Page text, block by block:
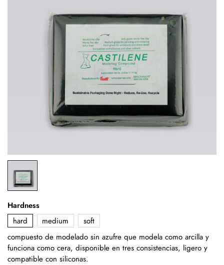
Hardness
hard
medium
soft
compuesto de modelado sin azufre que modela como arcilla y
funciona como cera, disponible en tres consistencias, ligero y
compatible con siliconas.